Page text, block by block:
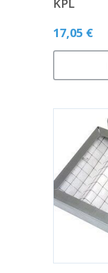
KPL
17,05 €